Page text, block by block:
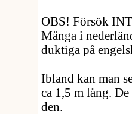
OBS! Försök
Många i
duktiga på
Ibland kan man
ca 1,5 m lång.
den.